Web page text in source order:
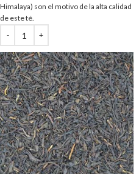
Himalaya) son el motivo de la alta calidad
de este té.